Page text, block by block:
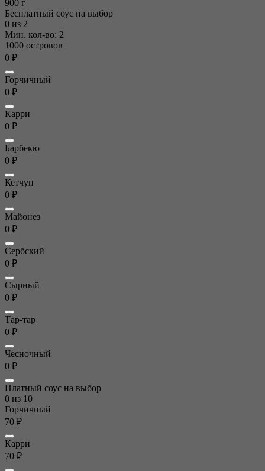
900 г
Бесплатный соус на выбор
0 из 2
Мин. кол-во: 2
1000 островов
0 ₽
Горчичный
0 ₽
Карри
0 ₽
Барбекю
0 ₽
Кетчуп
0 ₽
Майонез
0 ₽
Сербский
0 ₽
Сырный
0 ₽
Тар-тар
0 ₽
Чесночный
0 ₽
Платный соус на выбор
0 из 10
Горчичный
70 ₽
Карри
70 ₽